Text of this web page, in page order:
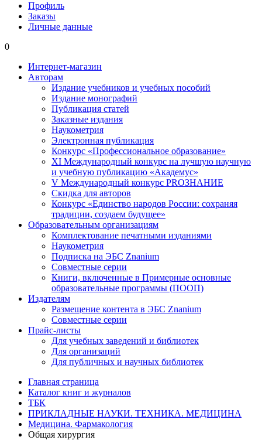
Профиль
Заказы
Личные данные
0
Интернет-магазин
Авторам
Издание учебников и учебных пособий
Издание монографий
Публикация статей
Заказные издания
Наукометрия
Электронная публикация
Конкурс «Профессиональное образование»
XI Международный конкурс на лучшую научную
и учебную публикацию «Академус»
V Международный конкурс PROЗНАНИЕ
Скидка для авторов
Конкурс «Единство народов России: сохраняя
традиции, создаем будущее»
Образовательным организациям
Комплектование печатными изданиями
Наукометрия
Подписка на ЭБС Znanium
Совместные серии
Книги, включенные в Примерные основные
образовательные программы (ПООП)
Издателям
Размещение контента в ЭБС Znanium
Совместные серии
Прайс-листы
Для учебных заведений и библиотек
Для организаций
Для публичных и научных библиотек
Главная страница
Каталог книг и журналов
ТБК
ПРИКЛАДНЫЕ НАУКИ. ТЕХНИКА. МЕДИЦИНА
Медицина. Фармакология
Общая хирургия